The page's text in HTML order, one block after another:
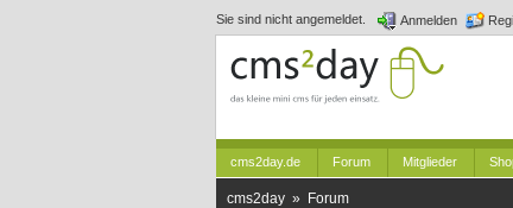
Sie sind nicht angemeldet. Anmelden
cms2day.de Forum Mitglieder
cms2day » Forum